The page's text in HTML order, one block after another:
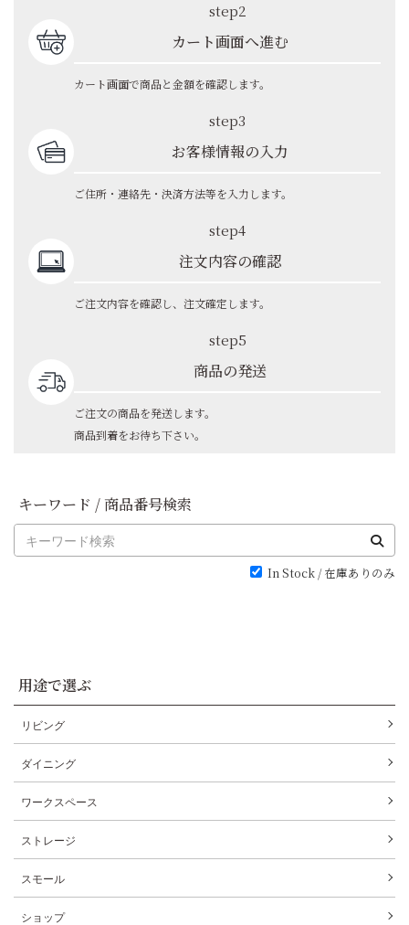
step2
カート画面へ進む
カート画面で商品と金額を確認します。
step3
お客様情報の入力
ご住所・連絡先・決済方法等を入力します。
step4
注文内容の確認
ご注文内容を確認し、注文確定します。
step5
商品の発送
ご注文の商品を発送します。
商品到着をお待ち下さい。
キーワード / 商品番号検索
In Stock / 在庫ありのみ
用途で選ぶ
リビング
ダイニング
ワークスペース
ストレージ
スモール
ショップ